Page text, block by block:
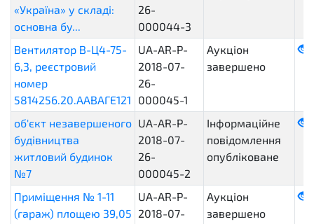
«Україна» у складі:
основна бу...
26-
000044-3
Вентилятор В-Ц4-75-
6,3, реєстровий
номер
5814256.20.ААВАГЕ121
UA-AR-P-
2018-07-
26-
000045-1
Аукціон
завершено
об'єкт незавершеного
будівництва
житловий будинок
№7
UA-AR-P-
2018-07-
26-
000045-2
Інформаційне
повідомлення
опубліковане
Приміщення № 1-11
(гараж) площею 39,05
UA-AR-P-
2018-07-
Аукціон
завершено